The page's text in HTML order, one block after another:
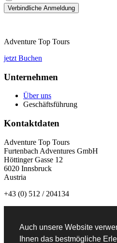
Auch unsere Website
Ihnen das bestmögliche
Adventure Top Tours
jetzt Buchen
Unternehmen
Über uns
Geschäftsführung
Kontaktdaten
Adventure Top Tours
Furtenbach Adventures GmbH
Höttinger Gasse 12
6020 Innsbruck
Austria
+43 (0) 512 / 204134
Newsletteranmeldung: